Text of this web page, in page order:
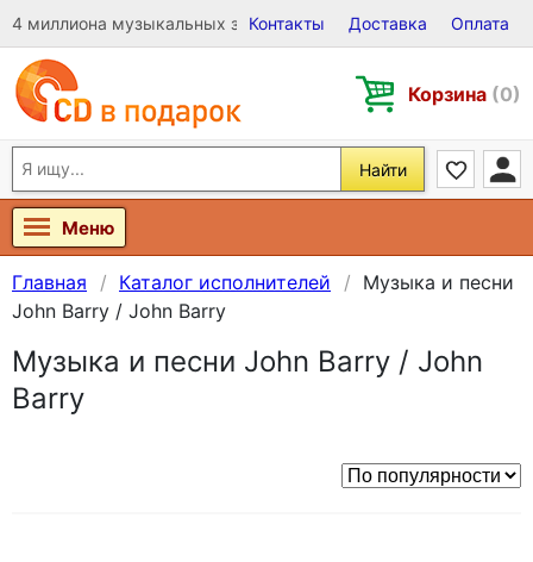
4 миллиона музыкальных записей на Виниле, CD и DVD
Контакты Доставка Оплата
Корзина (0)
Найти
Меню
Главная Каталог исполнителей
Музыка и песни
John Barry / John Barry
Музыка и песни John Barry / John
Barry